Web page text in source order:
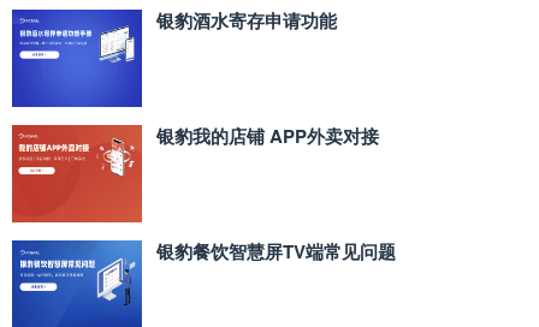
银豹酒水寄存申请功能
银豹我的店铺 APP外卖对接
银豹餐饮智慧屏TV端常见问题